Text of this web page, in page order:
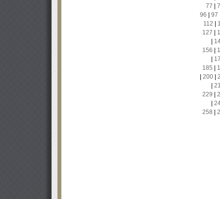
77
96
97
112
127
156
185
200|
229
258